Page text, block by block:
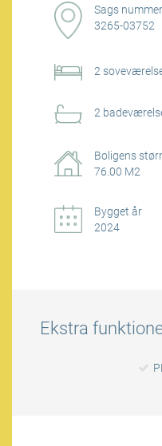
Sags nummer
3265-03752
2
2
Boligens
76.00 M2
Bygget år
2024
Ekstra